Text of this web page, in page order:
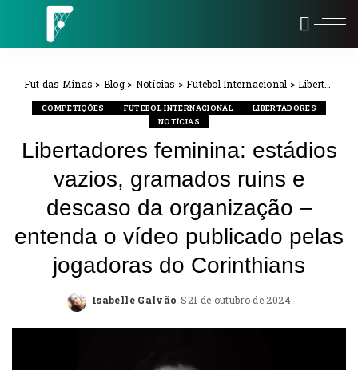
Fut das Minas > Blog> Notícias >Futebol Internacional > Libertadores
COMPETIÇÕES FUTEBOL INTERNACIONAL
LIBERTADORES
NOTÍCIAS
Libertadores feminina: estádios
vazios, gramados ruins e
descaso da organização –
entenda o vídeo publicado pelas
jogadoras do Corinthians
Posted
Isabelle Galvão 21 de outubro de 2024